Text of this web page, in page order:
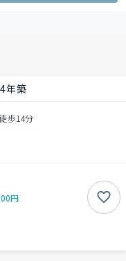
年築
歩14分
円